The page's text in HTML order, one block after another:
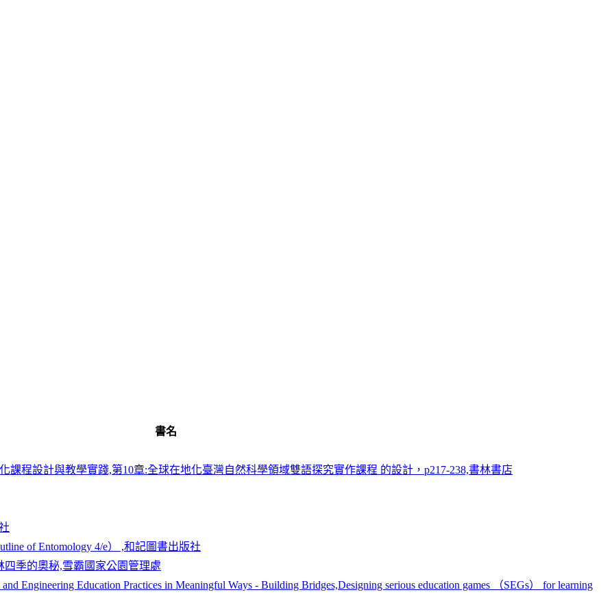
書名
程設計與教學實踐,第10章:全球在地化臺灣自然科學領域雙語探究實作課程 的設計，p217-238,書林書店
of Entomology 4/e） ,和記圖書出版社
季的奧秘,雪霸國家公園管理處
Engineering Education Practices in Meaningful Ways - Building Bridges,Designing serious education games （SEGs） for learning